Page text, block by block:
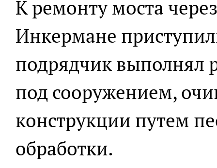
К ремонту моста
Инкермане
подрядчик выполнял
под сооружением,
конструкции путем
обработки.